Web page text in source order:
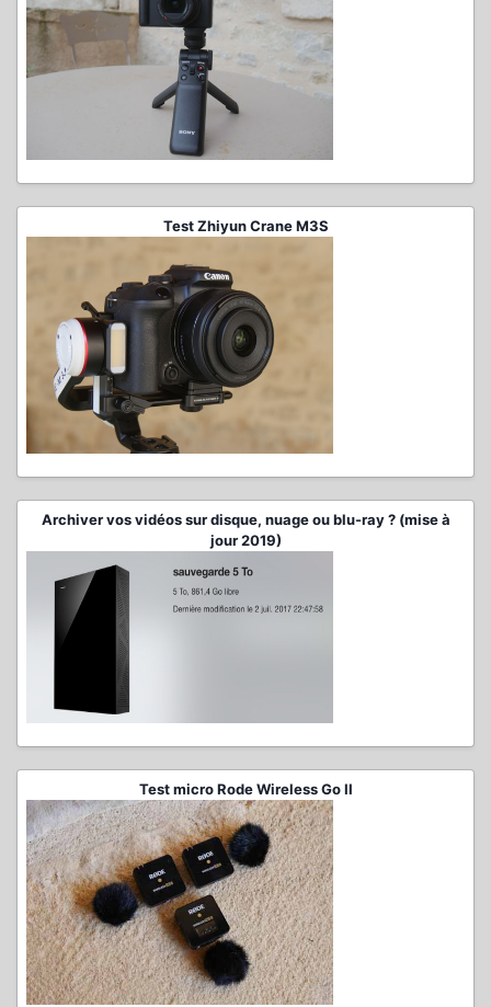
Test Zhiyun Crane M3S
Archiver vos vidéos sur disque, nuage ou blu-ray ? (mise à
jour 2019)
Test micro Rode Wireless Go II